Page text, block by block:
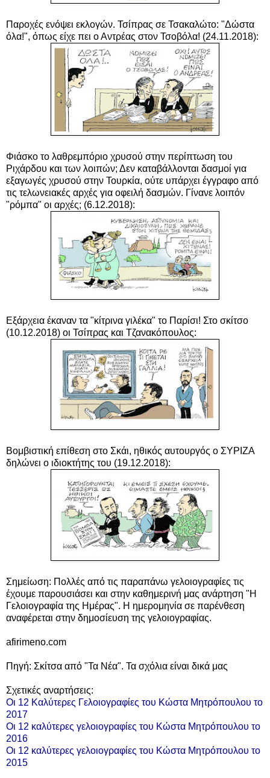
Παροχές ενόψει εκλογών. Τσίπρας σε Τσακαλώτο: "Δώστα
όλα!", όπως είχε πει ο Αντρέας στον Τσοβόλα! (24.11.2018):
Φιάσκο το λαθρεμπόριο χρυσού στην περίπτωση του
Ριχάρδου και των λοιπών; Δεν καταβάλλονται δασμοί για
εξαγωγές χρυσού στην Τουρκία, ούτε υπάρχει έγγραφο από
τις τελωνειακές αρχές για οφειλή δασμών. Γίνανε λοιπόν
"ρόμπα" οι αρχές; (6.12.2018):
Εξάρχεια έκαναν τα "κίτρινα γιλέκα" το Παρίσι! Στο σκίτσο
(10.12.2018) οι Τσίπρας και Τζανακόπουλος:
Βομβιστική επίθεση στο Σκάι, ηθικός αυτουργός ο ΣΥΡΙΖΑ
δηλώνει ο ιδιοκτήτης του (19.12.2018):
Σημείωση: Πολλές από τις παραπάνω γελοιογραφίες τις
έχουμε παρουσιάσει και στην καθημερινή μας ανάρτηση "Η
Γελοιογραφία της Ημέρας". Η ημερομηνία σε παρένθεση
αναφέρεται στην δημοσίευση της γελοιογραφίας.
afirimeno.com
Πηγή: Σκίτσα από "Τα Νέα". Τα σχόλια είναι δικά μας
Σχετικές αναρτήσεις:
Οι 12 Καλύτερες Γελοιογραφίες του Κώστα Μητρόπουλου το
2017
Οι 12 καλύτερες γελοιογραφίες του Κώστα Μητρόπουλου το
2016
Οι 12 καλύτερες γελοιογραφίες του Κώστα Μητρόπουλου το
2015